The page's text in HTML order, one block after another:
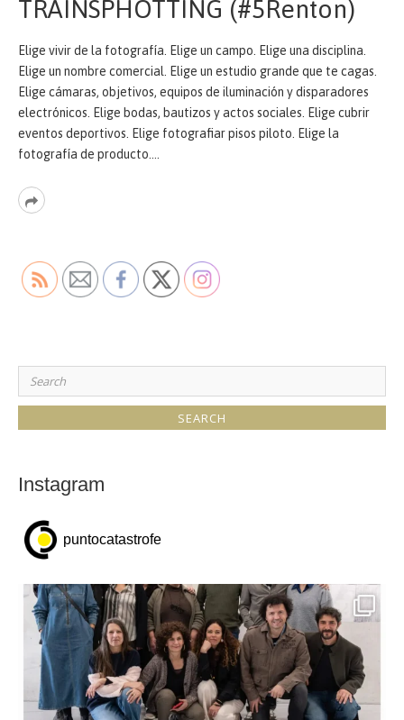
TRAINSPHOTTING (#5Renton)
Elige vivir de la fotografía. Elige un campo. Elige una disciplina.
Elige un nombre comercial. Elige un estudio grande que te cagas.
Elige cámaras, objetivos, equipos de iluminación y disparadores
electrónicos. Elige bodas, bautizos y actos sociales. Elige cubrir
eventos deportivos. Elige fotografiar pisos piloto. Elige la
fotografía de producto.…
Read
Search
for:
Instagram
puntocatastrofe